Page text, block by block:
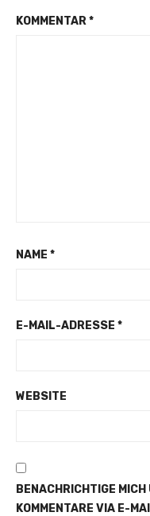
KOMMENTAR*
NAME *
E-MAIL-ADRESSE *
WEBSITE
BENACHRICHTIGE
KOMMENTARE VIA E-